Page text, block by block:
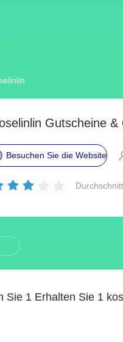
Gutscheine
Besuchen Sie die Website